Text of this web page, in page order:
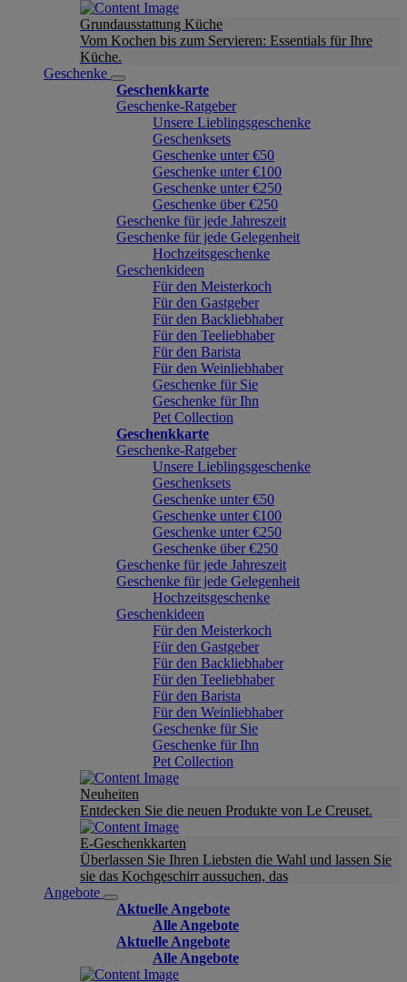
Grundausstattung Küche
Vom Kochen bis zum Servieren: Essentials für Ihre
Küche.
Geschenke
Geschenkkarte
Geschenke-Ratgeber
Unsere Lieblingsgeschenke
Geschenksets
Geschenke unter €50
Geschenke unter €100
Geschenke unter €250
Geschenke über €250
Geschenke für jede Jahreszeit
Geschenke für jede Gelegenheit
Hochzeitsgeschenke
Geschenkideen
Für den Meisterkoch
Für den Gastgeber
Für den Backliebhaber
Für den Teeliebhaber
Für den Barista
Für den Weinliebhaber
Geschenke für Sie
Geschenke für Ihn
Pet Collection
Geschenkkarte
Geschenke-Ratgeber
Unsere Lieblingsgeschenke
Geschenksets
Geschenke unter €50
Geschenke unter €100
Geschenke unter €250
Geschenke über €250
Geschenke für jede Jahreszeit
Geschenke für jede Gelegenheit
Hochzeitsgeschenke
Geschenkideen
Für den Meisterkoch
Für den Gastgeber
Für den Backliebhaber
Für den Teeliebhaber
Für den Barista
Für den Weinliebhaber
Geschenke für Sie
Geschenke für Ihn
Pet Collection
Neuheiten
Entdecken Sie die neuen Produkte von Le Creuset.
E-Geschenkkarten
Überlassen Sie Ihren Liebsten die Wahl und lassen Sie
sie das Kochgeschirr aussuchen, das
Angebote
Aktuelle Angebote
Alle Angebote
Aktuelle Angebote
Alle Angebote